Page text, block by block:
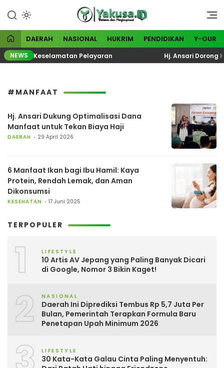
konten
Yakusa
Visioner dan Menginspirasi
DAERAH NASIONAL HUKRIM PENDIDIKAN Y-OUR
NEWS
Total Keselamatan Pelayaran Hj. Ansari Dorong
#MANFAAT
Hj. Ansari Dukung Optimalisasi Dana
Manfaat untuk Tekan Biaya Haji
DAERAH 29 April 2026
6 Manfaat Ikan bagi Ibu Hamil: Kaya
Protein, Rendah Lemak, dan Aman
Dikonsumsi
KESEHATAN 17 Juni 2025
TERPOPULER
1 LIFESTYLE
10 Artis AV Jepang yang Paling Banyak Dicari
di Google, Nomor 3 Bikin Kaget!
2 NASIONAL
Daerah Ini Diprediksi Tembus Rp 5,7 Juta Per
Bulan, Pemerintah Terapkan Formula Baru
Penetapan Upah Minimum 2026
LIFESTYLE
30 Kata-Kata Galau Cinta Paling Menyentuh: